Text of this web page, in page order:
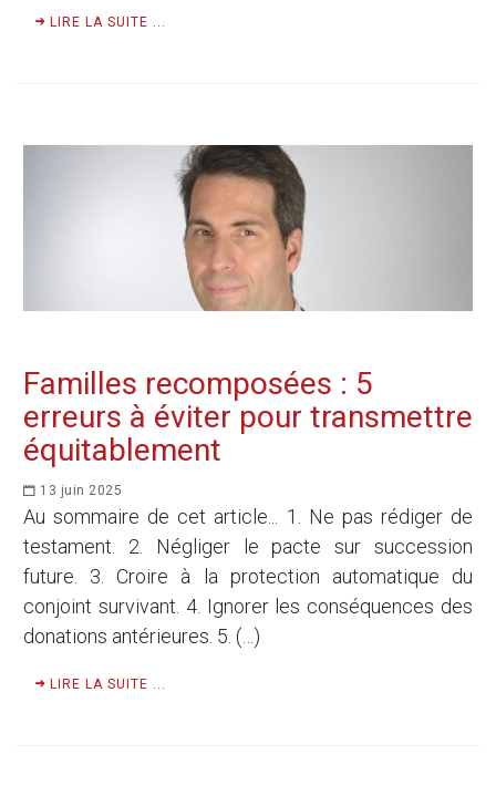
LIRE LA SUITE ...
Familles recomposées : 5
erreurs à éviter pour transmettre
équitablement
13 juin 2025
Au sommaire de cet article... 1. Ne pas rédiger de
testament. 2. Négliger le pacte sur succession
future. 3. Croire à la protection automatique du
conjoint survivant. 4. Ignorer les conséquences des
donations antérieures. 5. (…)
LIRE LA SUITE ...